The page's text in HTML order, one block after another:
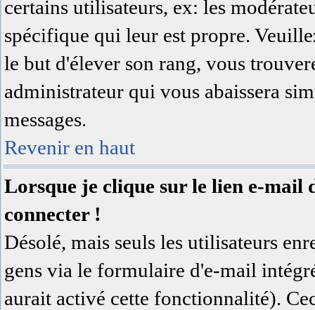
certains utilisateurs, ex: les
spécifique qui leur est propre.
le but d'élever son rang, vous
administrateur qui vous abaissera
messages.
Revenir en haut
Lorsque je clique sur le lien e-mail
connecter !
Désolé, mais seuls les utilisateurs
gens via le formulaire d'e-mail
aurait activé cette fonctionnalité).